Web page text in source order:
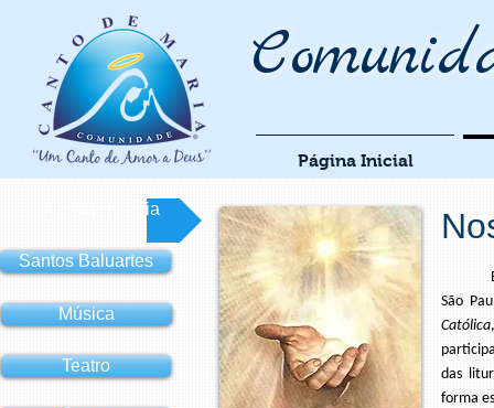
Página Inicial
Nossa História
Santos Baluartes
Música
Teatro
Em
São
Católica
das
forma